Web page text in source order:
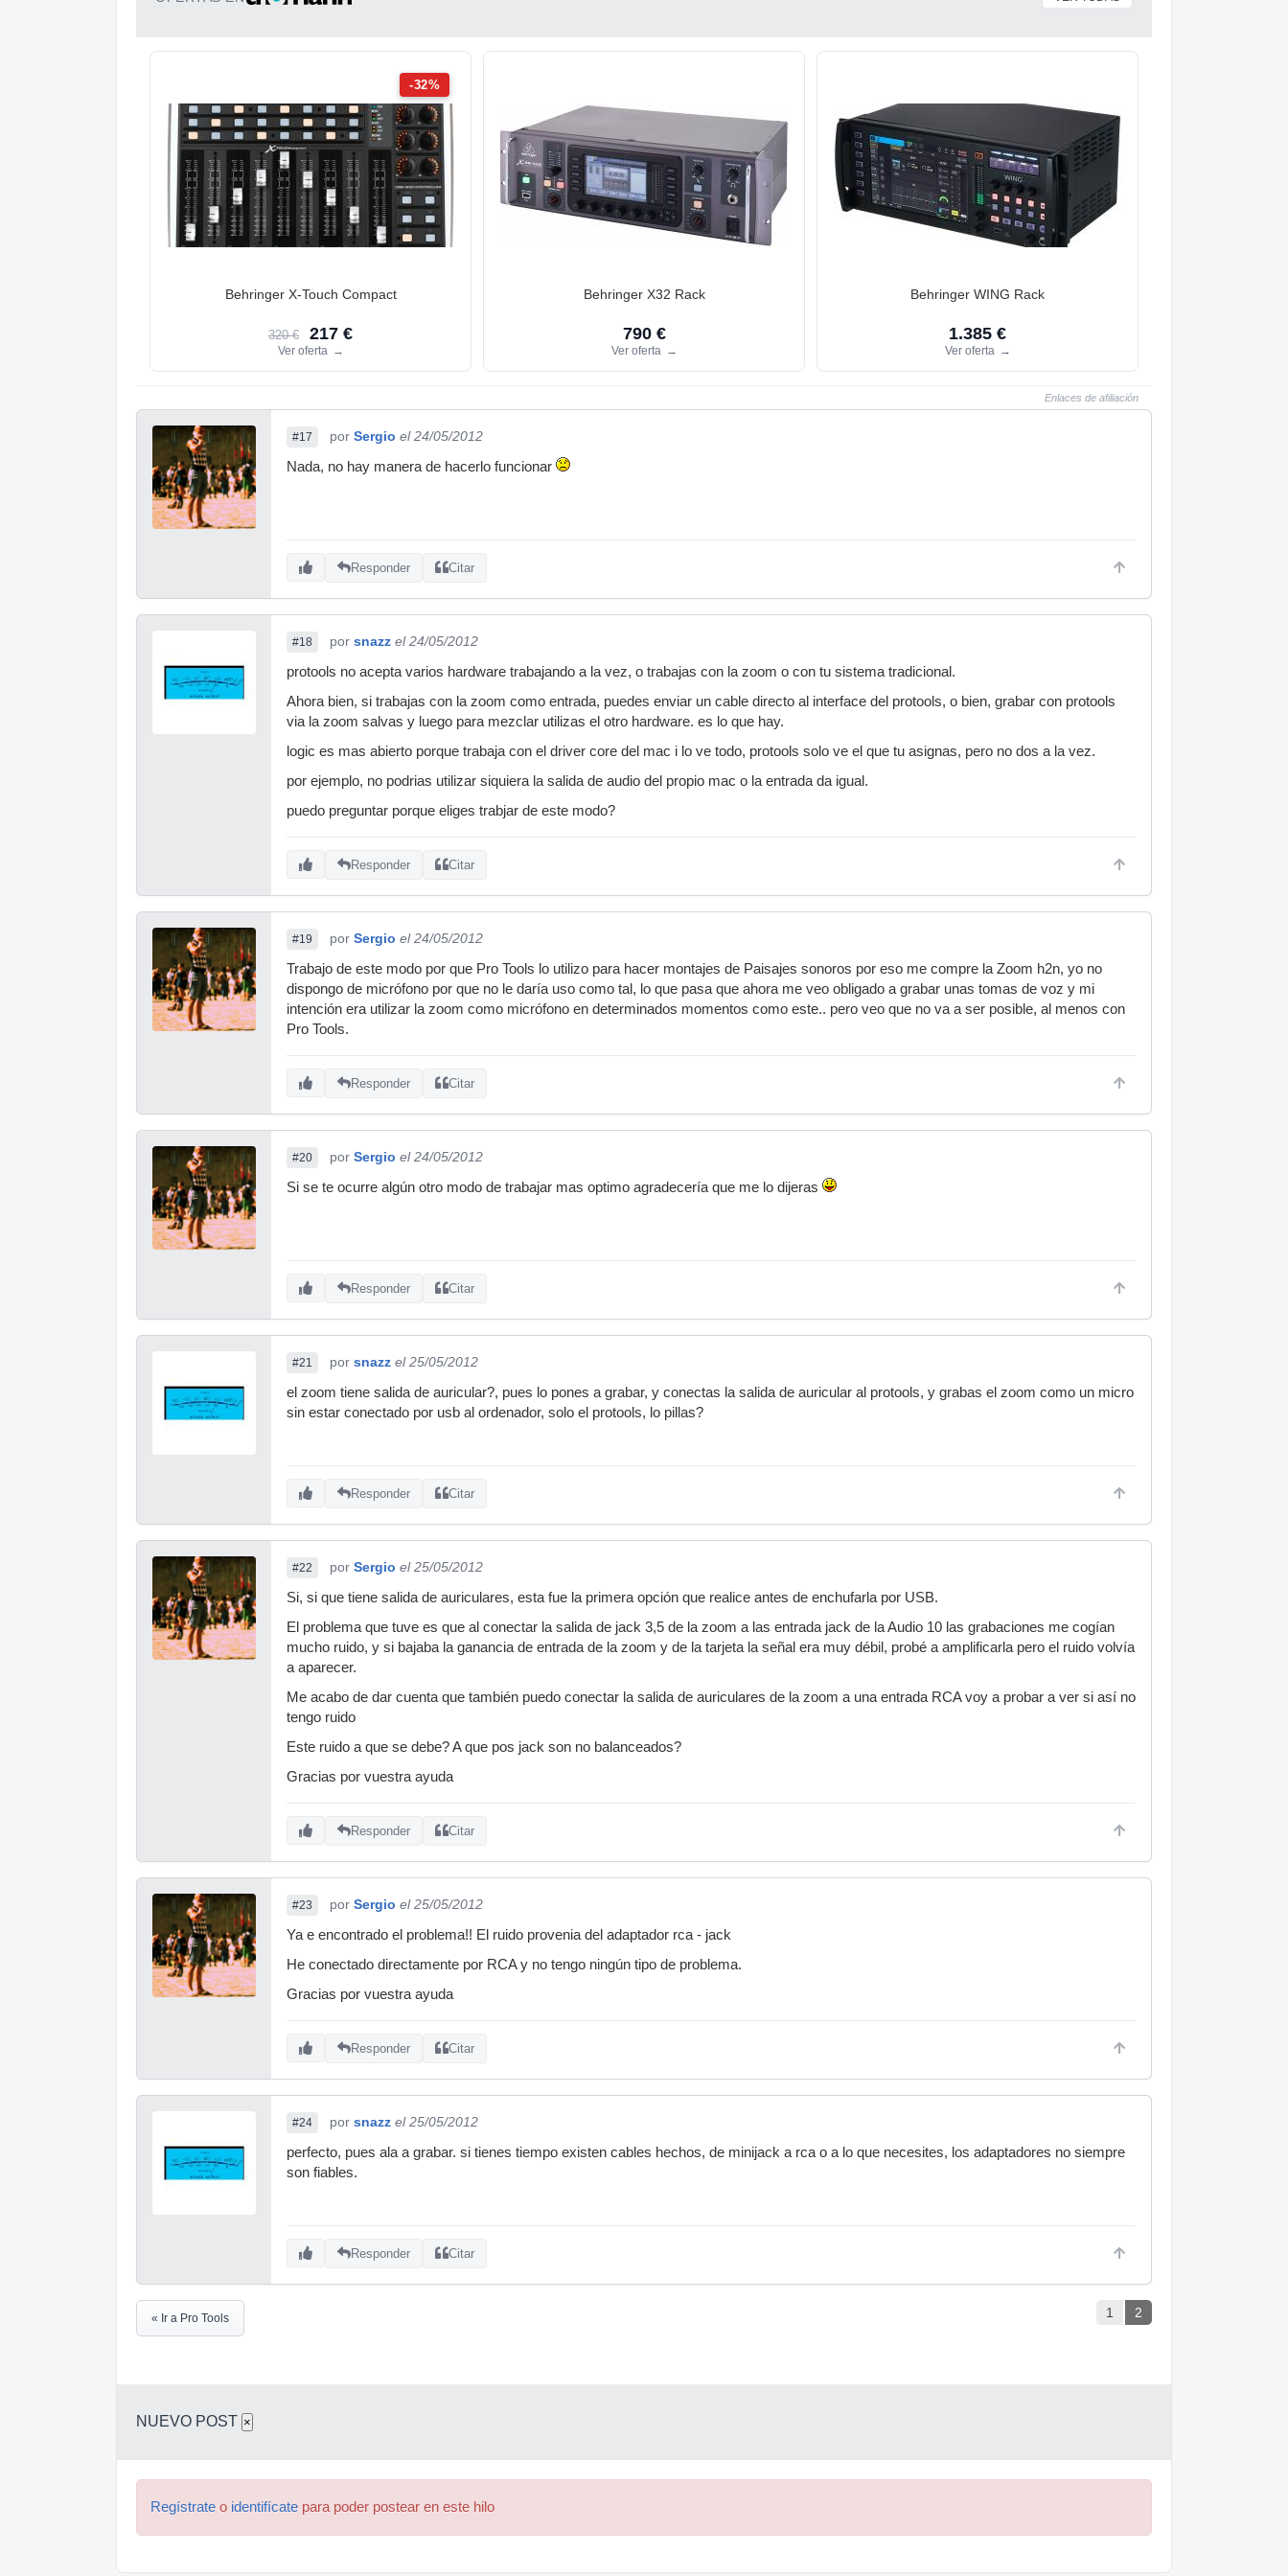
-32%
Behringer X-Touch Compact
320 € 217 €
Ver oferta →
Behringer X32 Rack
790 €
Ver oferta →
Behringer WING Rack
1.385 €
Ver oferta →
Enlaces de afiliación
#17 por Sergio el 24/05/2012
Nada, no hay manera de hacerlo funcionar
Responder Citar
#18 por snazz el 24/05/2012
protools no acepta varios hardware trabajando a la vez, o trabajas con la zoom o con tu sistema tradicional.
Ahora bien, si trabajas con la zoom como entrada, puedes enviar un cable directo al interface del protools, o bien, grabar con protools
via la zoom salvas y luego para mezclar utilizas el otro hardware. es lo que hay.
logic es mas abierto porque trabaja con el driver core del mac i lo ve todo, protools solo ve el que tu asignas, pero no dos a la vez.
por ejemplo, no podrias utilizar siquiera la salida de audio del propio mac o la entrada da igual.
puedo preguntar porque eliges trabjar de este modo?
Responder Citar
#19 por Sergio el 24/05/2012
Trabajo de este modo por que Pro Tools lo utilizo para hacer montajes de Paisajes sonoros por eso me compre la Zoom h2n, yo no
dispongo de micrófono por que no le daría uso como tal, lo que pasa que ahora me veo obligado a grabar unas tomas de voz y mi
intención era utilizar la zoom como micrófono en determinados momentos como este.. pero veo que no va a ser posible, al menos con
Pro Tools.
Responder Citar
#20 por Sergio el 24/05/2012
Si se te ocurre algún otro modo de trabajar mas optimo agradecería que me lo dijeras
Responder Citar
#21 por snazz el 25/05/2012
el zoom tiene salida de auricular?, pues lo pones a grabar, y conectas la salida de auricular al protools, y grabas el zoom como un micro
sin estar conectado por usb al ordenador, solo el protools, lo pillas?
Responder Citar
#22 por Sergio el 25/05/2012
Si, si que tiene salida de auriculares, esta fue la primera opción que realice antes de enchufarla por USB.
El problema que tuve es que al conectar la salida de jack 3,5 de la zoom a las entrada jack de la Audio 10 las grabaciones me cogían
mucho ruido, y si bajaba la ganancia de entrada de la zoom y de la tarjeta la señal era muy débil, probé a amplificarla pero el ruido volvía
a aparecer.
Me acabo de dar cuenta que también puedo conectar la salida de auriculares de la zoom a una entrada RCA voy a probar a ver si así no
tengo ruido
Este ruido a que se debe? A que pos jack son no balanceados?
Gracias por vuestra ayuda
Responder Citar
#23 por Sergio el 25/05/2012
Ya e encontrado el problema!! El ruido provenia del adaptador rca - jack
He conectado directamente por RCA y no tengo ningún tipo de problema.
Gracias por vuestra ayuda
Responder Citar
#24 por snazz el 25/05/2012
perfecto, pues ala a grabar. si tienes tiempo existen cables hechos, de minijack a rca o a lo que necesites, los adaptadores no siempre
son fiables.
Responder Citar
1 2
« Ir a Pro Tools
NUEVO POST ×
Regístrate o identifícate para poder postear en este hilo